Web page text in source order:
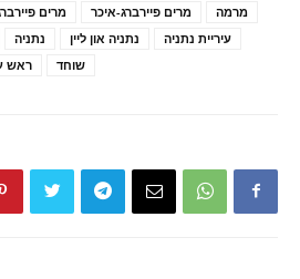
מרים מרים פיירברג-איכר
מרמה
נתניה נתניה און ליין
עיריית נתניה
ראש שוחד